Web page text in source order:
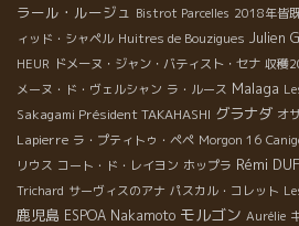
ラール・ルージュ Bistrot Parcelles 2018年皆
ィッド・シャペル Huitres de Bouzigues Julien
HEUR ドメーヌ・ジャン・バティスト・セナ 収穫
メーヌ・ド・ヴェルシャン ラ・ルース Malaga
Sakagami Président TAKAHASHI グラナダ オ
Lapierre ラ・プティトゥ・ペペ Morgon 16
リウス コート・ド・レイヨン ホップラ Rémi
Trichard サーヴィスのアナ パスカル・コレット
鹿児島 ESPOA Nakamoto モルゴン Aurélie